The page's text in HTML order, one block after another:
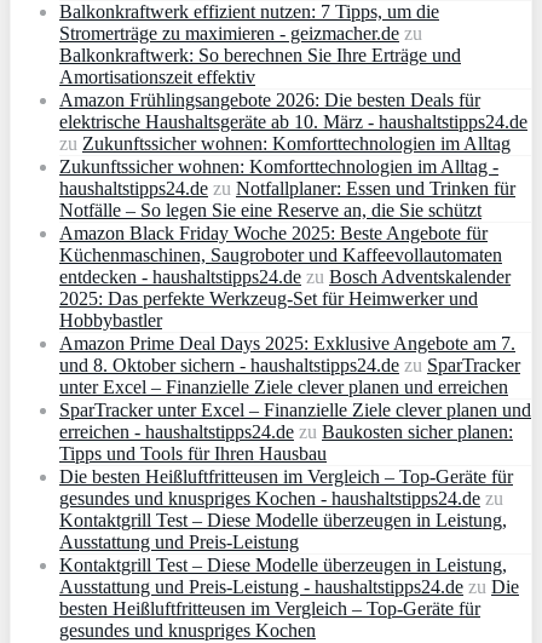
Balkonkraftwerk effizient nutzen: 7 Tipps, um die
Stromerträge zu maximieren - geizmacher.de zu
Balkonkraftwerk: So berechnen Sie Ihre Erträge und
Amortisationszeit effektiv
Amazon Frühlingsangebote 2026: Die besten Deals für
elektrische Haushaltsgeräte ab 10. März - haushaltstipps24.de
zu Zukunftssicher wohnen: Komforttechnologien im Alltag
Zukunftssicher wohnen: Komforttechnologien im Alltag -
haushaltstipps24.de zu Notfallplaner: Essen und Trinken für
Notfälle – So legen Sie eine Reserve an, die Sie schützt
Amazon Black Friday Woche 2025: Beste Angebote für
Küchenmaschinen, Saugroboter und Kaffeevollautomaten
entdecken - haushaltstipps24.de zu Bosch Adventskalender
2025: Das perfekte Werkzeug-Set für Heimwerker und
Hobbybastler
Amazon Prime Deal Days 2025: Exklusive Angebote am 7.
und 8. Oktober sichern - haushaltstipps24.de zu SparTracker
unter Excel – Finanzielle Ziele clever planen und erreichen
SparTracker unter Excel – Finanzielle Ziele clever planen und
erreichen - haushaltstipps24.de zu Baukosten sicher planen:
Tipps und Tools für Ihren Hausbau
Die besten Heißluftfritteusen im Vergleich – Top-Geräte für
gesundes und knuspriges Kochen - haushaltstipps24.de zu
Kontaktgrill Test – Diese Modelle überzeugen in Leistung,
Ausstattung und Preis-Leistung
Kontaktgrill Test – Diese Modelle überzeugen in Leistung,
Ausstattung und Preis-Leistung - haushaltstipps24.de zu Die
besten Heißluftfritteusen im Vergleich – Top-Geräte für
gesundes und knuspriges Kochen